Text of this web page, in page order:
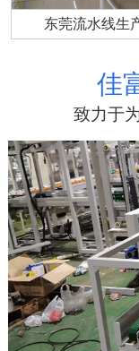
东莞流水线生
佳
致力于